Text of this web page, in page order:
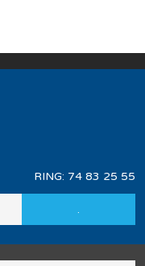
RING: ​ 74 83 25 55